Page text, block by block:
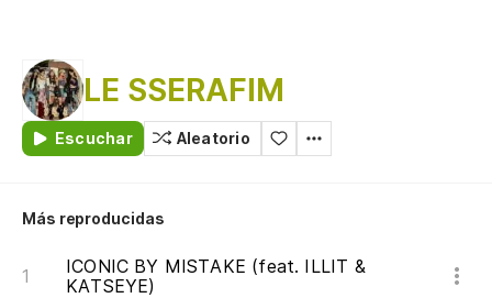
LE SSERAFIM
Escuchar Aleatorio
Más reproducidas
ICONIC BY MISTAKE (feat. ILLIT &
KATSEYE)